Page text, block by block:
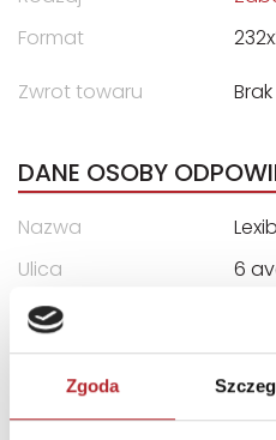
Zgoda
Format
Zwrot towaru
DANE OSOBY
Nazwa
Ulica
6
Kod pocztowy
Miasto
Les
E-mail